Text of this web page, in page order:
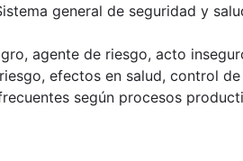
general de seguridad y
agente de riesgo, acto
efectos en salud, control
según procesos